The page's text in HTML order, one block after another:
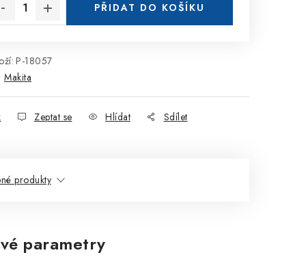
PŘIDAT DO KOŠÍKU
P-18057
Makita
Zeptat se Hlídat Sdílet
produkty
parametry